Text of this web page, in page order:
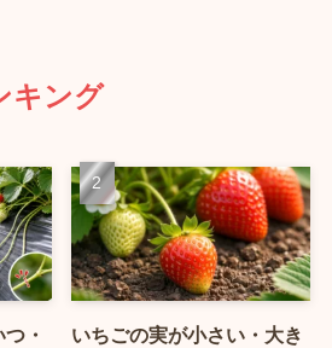
キング
・
いちごの実が小さい・大き